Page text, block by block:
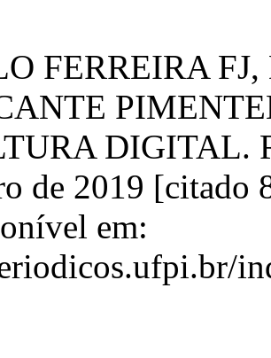
FERREIRA
DIGITAL.
de 2019 [citado
em: